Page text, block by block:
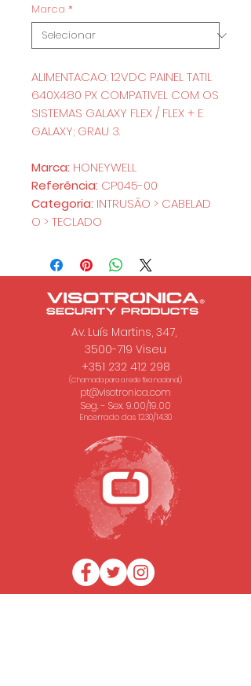
Marca *
ALIMENTACAO: 12VDC PAINEL TATIL
640X480 PX COMPATIVEL COM OS
SISTEMAS GALAXY FLEX / FLEX + E
GALAXY; GRAU 3.
Marca: HONEYWELL
Referência: CP045-00
Categoria: INTRUSÃO > CABELAD
O > TECLADO
Av. Luís Martins, 347,
3500-719 Viseu
+351 232 412 298
(Chamada para a rede fixa nacional.)
pt@visotronica.com
Seg. - Sex. 9.00/19.00
Encerrado das 12.30/14.30